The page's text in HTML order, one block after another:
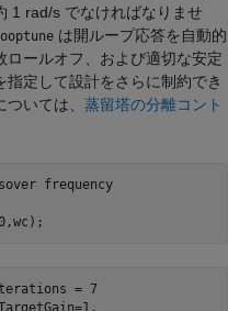
1 rad/s でなければなりませ
は開ループ応答を自動的
ールオフ、および適切な安定
定して設計をさらに制約でき
いては、 蒸留塔の分離コント
frequency
= 7